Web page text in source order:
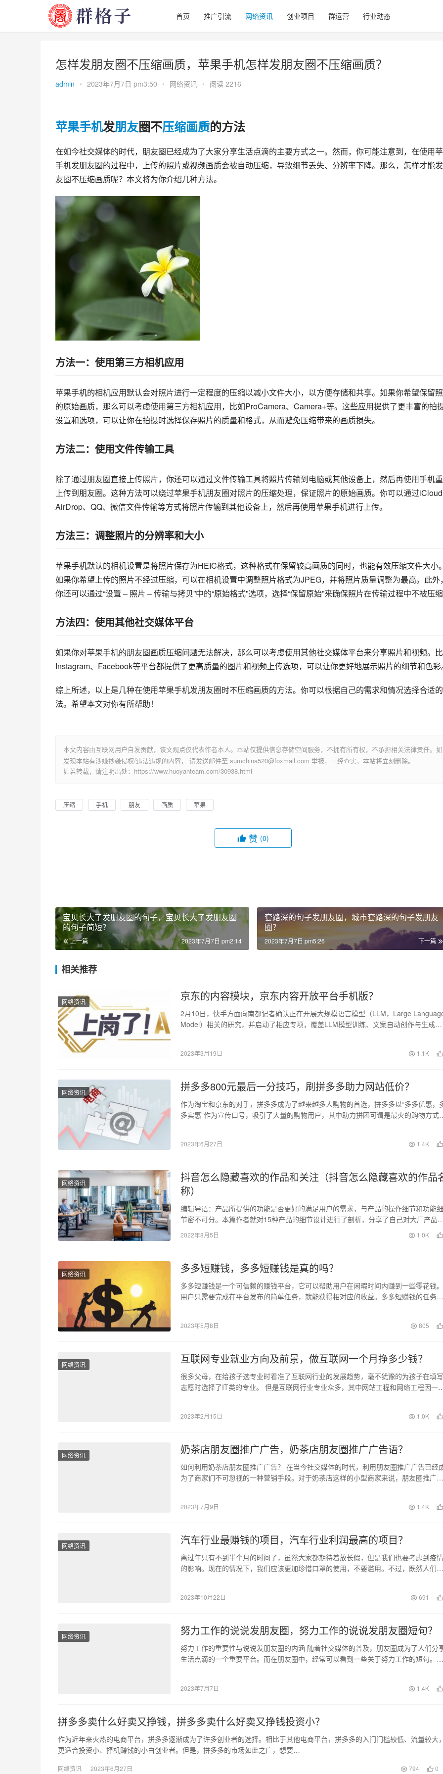
首页 推广引流 网络资讯 创业项目 群运营 行业动态
怎样发朋友圈不压缩画质，苹果手机怎样发朋友圈不压缩画质？
admin • 2023年7月7日 pm3:50 • 网络资讯 • 阅读 2216
苹果手机发朋友圈不压缩画质的方法
在如今社交媒体的时代，朋友圈已经成为了大家分享生活点滴的主要方式之一。然而，你可能注意到，在使用
手机发朋友圈的过程中，上传的照片或视频画质会被自动压缩，导致细节丢失、分辨率下降。那么，怎样才能
友圈不压缩画质呢？本文将为你介绍几种方法。
方法一：使用第三方相机应用
苹果手机的相机应用默认会对照片进行一定程度的压缩以减小文件大小，以方便存储和共享。如果你希望保留
的原始画质，那么可以考虑使用第三方相机应用，比如ProCamera、Camera+等。这些应用提供了更丰富的拍
设置和选项，可以让你在拍摄时选择保存照片的质量和格式，从而避免压缩带来的画质损失。
方法二：使用文件传输工具
除了通过朋友圈直接上传照片，你还可以通过文件传输工具将照片传输到电脑或其他设备上，然后再使用手机
上传到朋友圈。这种方法可以绕过苹果手机朋友圈对照片的压缩处理，保证照片的原始画质。你可以通过iCloud
AirDrop、QQ、微信文件传输等方式将照片传输到其他设备上，然后再使用苹果手机进行上传。
方法三：调整照片的分辨率和大小
苹果手机默认的相机设置是将照片保存为HEIC格式，这种格式在保留较高画质的同时，也能有效压缩文件大小。
如果你希望上传的照片不经过压缩，可以在相机设置中调整照片格式为JPEG，并将照片质量调整为最高。此外，
你还可以通过“设置 – 照片 – 传输与拷贝”中的“原始格式”选项，选择“保留原始”来确保照片在传输过程中不被压缩
方法四：使用其他社交媒体平台
如果你对苹果手机的朋友圈画质压缩问题无法解决，那么可以考虑使用其他社交媒体平台来分享照片和视频。
Instagram、Facebook等平台都提供了更高质量的图片和视频上传选项，可以让你更好地展示照片的细节和色彩
综上所述，以上是几种在使用苹果手机发朋友圈时不压缩画质的方法。你可以根据自己的需求和情况选择合适
法。希望本文对你有所帮助！
本文内容由互联网用户自发贡献，该文观点仅代表作者本人。本站仅提供信息存储空间服务，不拥有所有权，不承担相关法律责任。如
发现本站有涉嫌抄袭侵权/违法违规的内容， 请发送邮件至 sumchina520@foxmail.com 举报，一经查实，本站将立刻删除。
如若转载，请注明出处：https://www.huoyanteam.com/30938.html
压缩 手机 朋友 画质 苹果
赞 (0)
宝贝长大了发朋友圈的句子，宝贝长大了发朋友圈
的句子简短？
上一篇 2023年7月7日 pm2:14
套路深的句子发朋友圈，城市套路深的句子发朋友
圈？
下一篇
2023年7月7日 pm5:26
相关推荐
网络资讯 京东的内容模块，京东内容开放平台手机版？
2月10日，快手方面向南都记者确认正在开展大规模语言模型（LLM，Large
Model）相关的研究，并启动了相应专项，覆盖LLM模型训练、文案自动创作与生成、
2023年3月19日 1.1K
网络资讯 拼多多800元最后一分技巧，刷拼多多助力网站低价？
作为淘宝和京东的对手，拼多多成为了越来越多人购物的首选，拼多多以“多多优惠，
多实惠”作为宣传口号，吸引了大量的购物用户，其中助力拼团可谓是最火的购物方式
2023年6月27日 1.4K
网络资讯
抖音怎么隐藏喜欢的作品和关注（抖音怎么隐藏喜欢的作品
称）
编辑导语：产品所提供的功能是否更好的满足用户的需求，与产品的操作细节和功能细
节密不可分。本篇作者就对15种产品的细节设计进行了剖析，分享了自己对大厂产品
计的思考，希望对你有用，一…
2022年8月5日 1.0K
网络资讯 多多短赚钱，多多短赚钱是真的吗？
多多短赚钱是一个可信赖的赚钱平台，它可以帮助用户在闲暇时间内赚到一些零花钱。
用户只需要完成在平台发布的简单任务，就能获得相对应的收益。多多短赚钱的任务内
2023年5月8日 805
网络资讯 互联网专业就业方向及前景，做互联网一个月挣多少钱？
很多父母，在给孩子选专业时看准了互联网行业的发展趋势，毫不犹豫的为孩子在填写
志愿时选择了IT类的专业。 但是互联网行业专业众多，其中网站工程和网络工程因一
2023年2月15日 1.0K
网络资讯 奶茶店朋友圈推广广告，奶茶店朋友圈推广广告语？
如何利用奶茶店朋友圈推广广告？ 在当今社交媒体的时代，利用朋友圈推广广告已经
为了商家们不可忽视的一种营销手段。对于奶茶店这样的小型商家来说，朋友圈推广广
2023年7月9日 1.4K
网络资讯 汽车行业最赚钱的项目，汽车行业利润最高的项目？
离过年只有不到半个月的时间了，虽然大家都期待着放长假，但是我们也要考虑到疫情
的影响。现在的情况下，我们应该更加珍惜口罩的使用，不要滥用。不过，既然人们都
2023年10月22日 691
网络资讯 努力工作的说说发朋友圈，努力工作的说说发朋友圈短句？
努力工作的重要性与说说发朋友圈的内涵 随着社交媒体的普及，朋友圈成为了人们分
生活点滴的一个重要平台。而在朋友圈中，经常可以看到一些关于努力工作的短句。这
2023年7月7日 1.4K
拼多多卖什么好卖又挣钱，拼多多卖什么好卖又挣钱投资小？
作为近年来火热的电商平台，拼多多逐渐成为了许多创业者的选择。相比于其他电商平台，拼多多的入门门槛较低、流量较大，
更适合投资小、择机赚钱的小白创业者。但是，拼多多的市场如此之广，想要…
网络资讯 2023年6月27日 794 0